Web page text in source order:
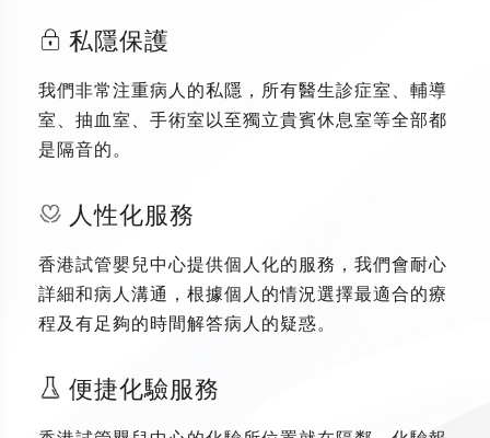
私隱保護
我們非常注重病人的私隱，所有醫生診症室、輔導
室、抽血室、手術室以至獨立貴賓休息室等全部都
是隔音的。
人性化服務
香港試管嬰兒中心提供個人化的服務，我們會耐心
詳細和病人溝通，根據個人的情況選擇最適合的療
程及有足夠的時間解答病人的疑惑。
便捷化驗服務